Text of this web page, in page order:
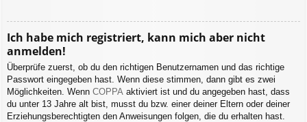
Ich habe mich registriert, kann mich aber nicht
anmelden!
Überprüfe zuerst, ob du den richtigen Benutzernamen und das richtige
Passwort eingegeben hast. Wenn diese stimmen, dann gibt es zwei
Möglichkeiten. Wenn COPPA aktiviert ist und du angegeben hast, dass
du unter 13 Jahre alt bist, musst du bzw. einer deiner Eltern oder deiner
Erziehungsberechtigten den Anweisungen folgen, die du erhalten hast.